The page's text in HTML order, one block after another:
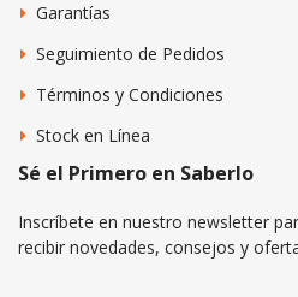
Garantías
Seguimiento de Pedidos
Términos y Condiciones
Stock en Línea
Sé el Primero en Saberlo
Inscríbete en nuestro newsletter
recibir novedades, consejos y